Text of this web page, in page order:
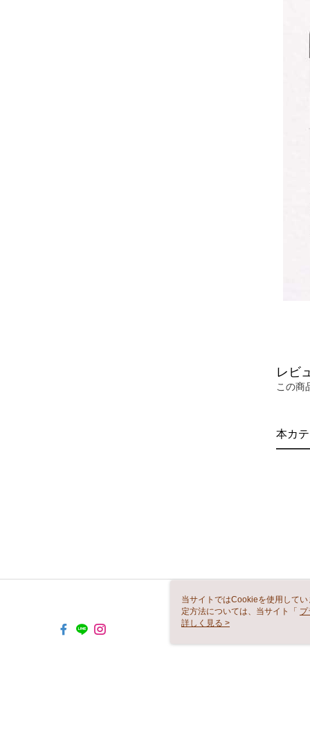
レビ
この商
本カ
当サイトではCookieを使用して
定方法については、当サイト「 プ
き使用される場合、当社がサイ
詳しく見る >